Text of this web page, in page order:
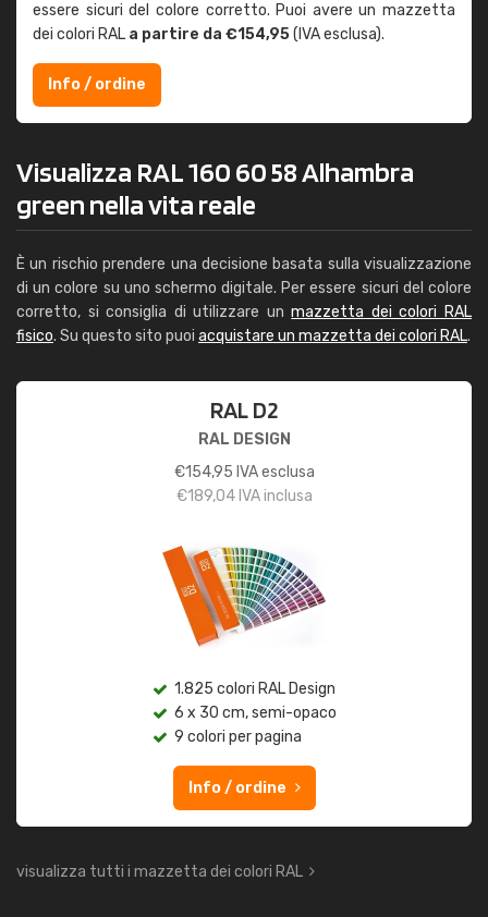
essere sicuri del colore corretto. Puoi avere un mazzetta
dei colori RAL a partire da €154,95(IVA esclusa).
Info / ordine
Visualizza RAL 160 60 58 Alhambra
green nella vita reale
È un rischio prendere una decisione basata sulla visualizzazione
di un colore su uno schermo digitale. Per essere sicuri del colore
corretto, si consiglia di utilizzare unmazzetta dei colori RAL
fisico. Su questo sito puoi acquistare un mazzetta dei colori RAL.
RAL D2
RAL DESIGN
€154,95 IVA esclusa
€189,04IVA inclusa
1.825 colori RAL Design
6 x 30 cm, semi-opaco
9 colori per pagina
Info / ordine
visualizza tutti i mazzetta dei colori RAL